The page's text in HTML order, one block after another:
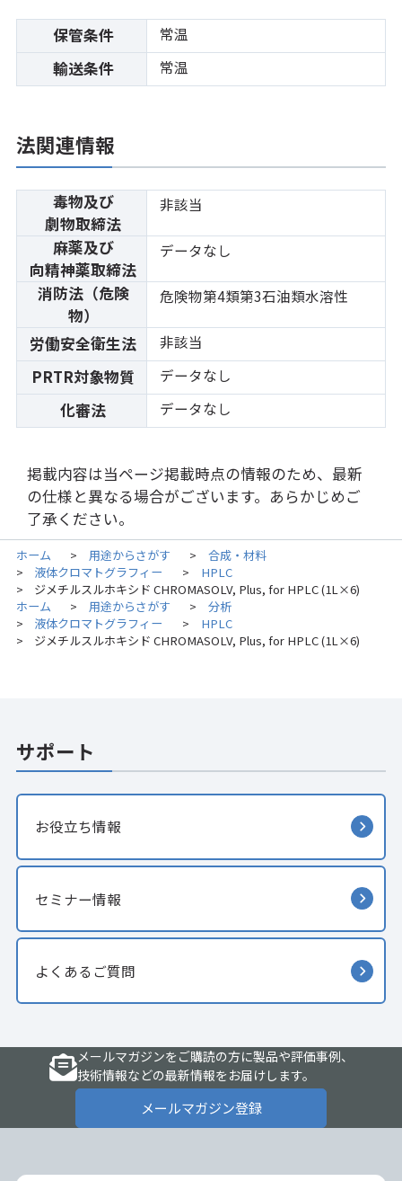
保管条件 常温
輸送条件 常温
法関連情報
毒物及び
劇物取締法
非該当
麻薬及び
向精神薬取締法
データなし
消防法（危険
物）
危険物第4類第3石油類水溶性
労働安全衛生法 非該当
PRTR対象物質 データなし
化審法 データなし
掲載内容は当ページ掲載時点の情報のため、最新
の仕様と異なる場合がございます。あらかじめご
了承ください。
ホーム > 用途からさがす > 合成・材料
> 液体クロマトグラフィー > HPLC
>
ジメチルスルホキシド CHROMASOLV, Plus, for HPLC (1L×6)
ホーム
> 用途からさがす > 分析
> 液体クロマトグラフィー > HPLC
> ジメチルスルホキシド CHROMASOLV, Plus, for HPLC (1L×6)
サポート
お役立ち情報
セミナー情報
よくあるご質問
メールマガジンをご購読の方に製品や評価事例、
技術情報などの最新情報をお届けします。
メールマガジン登録